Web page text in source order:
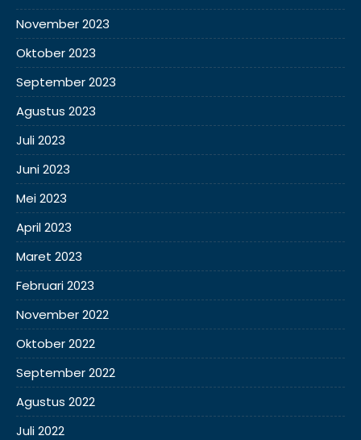
November 2023
Oktober 2023
September 2023
Agustus 2023
Juli 2023
Juni 2023
Mei 2023
April 2023
Maret 2023
Februari 2023
November 2022
Oktober 2022
September 2022
Agustus 2022
Juli 2022